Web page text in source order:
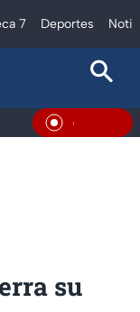
7 Deportes
En Vivo
su